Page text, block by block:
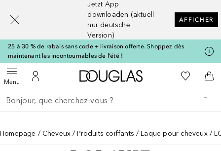
Jetzt App
downloaden (aktuell
nur deutsche
Version)
AFFICHER
25 à 30 % de rabais sans code + livraison offerte. Shoppez dès
maintenant les incontournables de l’été !
MenuOuvrir le menuVers Mon Compte
Vers l'accueil Douglas
Vers Ma
Retourner
Exécuter la recherche
Homepage Cheveux Produits coiffants Laque pour cheveux
[navigation.slideout.screenreader]